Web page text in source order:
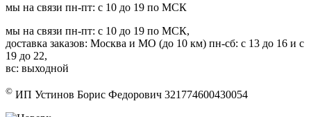
мы на связи пн-пт: с 10 до 19 по МСК
мы на связи пн-пт: с 10 до 19 по МСК,
доставка заказов: Москва и МО (до 10 км) пн-сб: с 13 до 16 и с
19 до 22,
вс: выходной
© ИП Устинов Борис Федорович 321774600430054